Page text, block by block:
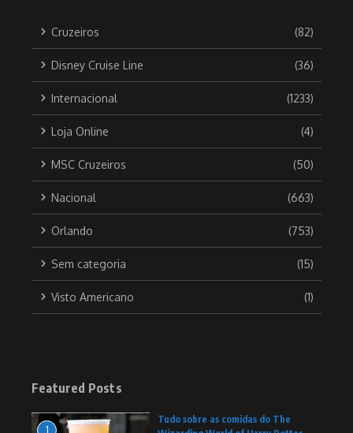
Cruzeiros (82)
Disney Cruise Line (36)
Internacional (1233)
Loja Online (4)
MSC Cruzeiros (50)
Nacional (663)
Orlando (753)
Sem categoria (15)
Visto Americano (1)
Featured Posts
1
Tudo sobre as comidas do The